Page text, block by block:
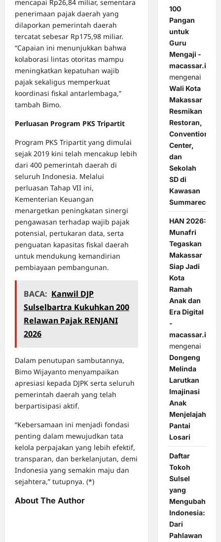
mencapai Rp26,84 miliar, sementara
penerimaan pajak daerah yang
dilaporkan pemerintah daerah
tercatat sebesar Rp175,98 miliar.
“Capaian ini menunjukkan bahwa
kolaborasi lintas otoritas mampu
meningkatkan kepatuhan wajib
pajak sekaligus memperkuat
koordinasi fiskal antarlembaga,”
tambah Bimo.
Perluasan Program PKS Tripartit
Program PKS Tripartit yang dimulai
sejak 2019 kini telah mencakup lebih
dari 400 pemerintah daerah di
seluruh Indonesia. Melalui
perluasan Tahap VII ini,
Kementerian Keuangan
menargetkan peningkatan sinergi
pengawasan terhadap wajib pajak
potensial, pertukaran data, serta
penguatan kapasitas fiskal daerah
untuk mendukung kemandirian
pembiayaan pembangunan.
BACA: Kanwil DJP
Sulselbartra Kukuhkan 200
Relawan Pajak RENJANI
2026
Dalam penutupan sambutannya,
Bimo Wijayanto menyampaikan
apresiasi kepada DJPK serta seluruh
pemerintah daerah yang telah
berpartisipasi aktif.
“Kebersamaan ini menjadi fondasi
penting dalam mewujudkan tata
kelola perpajakan yang lebih efektif,
transparan, dan berkelanjutan, demi
Indonesia yang semakin maju dan
sejahtera,” tutupnya. (*)
About The Author
100
Pangan
untuk
Guru
Mengaji -
macassar.id
mengenai
Wali Kota
Makassar
Resmikan
Restoran,
Convention
Center,
dan
Sekolah
SD di
Kawasan
Summarecon
HAN 2026:
Munafri
Tegaskan
Makassar
Siap Jadi
Kota
Ramah
Anak dan
Era Digital
-
macassar.id
mengenai
Dongeng
Melinda
Larutkan
Imajinasi
Anak
Menjelajah
Pantai
Losari
Daftar
Tokoh
Sulsel
yang
Mengubah
Indonesia:
Dari
Pahlawan